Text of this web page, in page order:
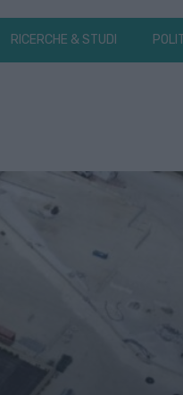
RICERCHE & STUDI